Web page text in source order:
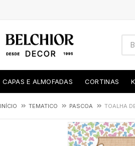
CAPAS E ALMOFADAS CORTINAS
INÍCIO TEMATICO PASCOA TOALHA